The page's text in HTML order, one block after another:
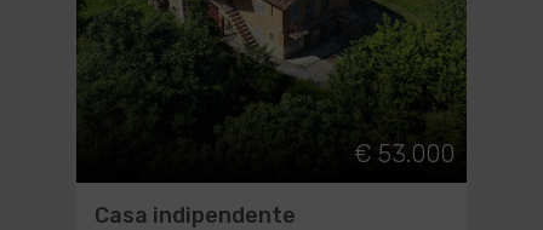
€ 53.000
Casa indipendente